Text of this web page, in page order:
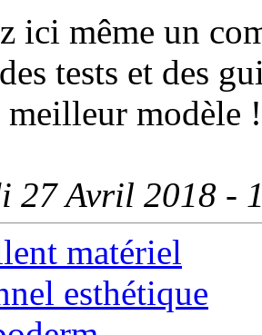
ici même un
tests et des
modèle !
27 Avril 2018 -